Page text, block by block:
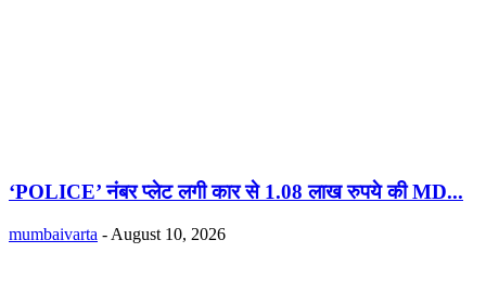
‘POLICE’ नंबर प्लेट लगी कार से 1.08 लाख रुपये की MD...
mumbaivarta - August 10, 2026